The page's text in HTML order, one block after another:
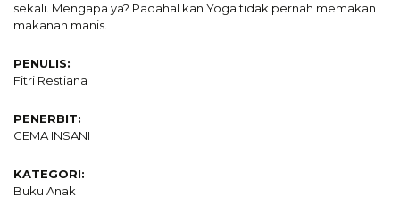
sekali. Mengapa ya? Padahal kan Yoga tidak pernah memakan
makanan manis.
PENULIS:
Fitri Restiana
PENERBIT:
GEMA INSANI
KATEGORI:
Buku Anak